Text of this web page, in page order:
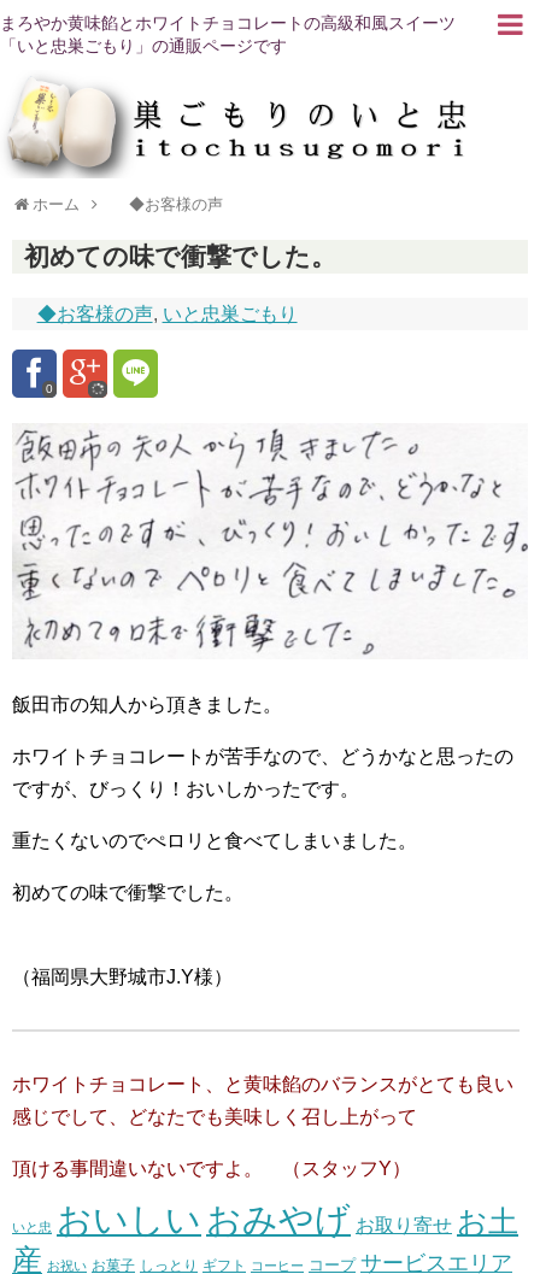
まろやか黄味餡とホワイトチョコレートの高級和風スイーツ
「いと忠巣ごもり」の通販ページです
ホーム ◆お客様の声
初めての味で衝撃でした。
◆お客様の声, いと忠巣ごもり
0
飯田市の知人から頂きました。
ホワイトチョコレートが苦手なので、どうかなと思ったの
ですが、びっくり！おいしかったです。
重たくないのでぺロリと食べてしまいました。
初めての味で衝撃でした。
（福岡県大野城市J.Y様）
ホワイトチョコレート、と黄味餡のバランスがとても良い
感じでして、どなたでも美味しく召し上がって
頂ける事間違いないですよ。 （スタッフY）
いと忠 おいしい おみやげ お取り寄せ お土
産 お祝い お菓子 しっとり ギフト コーヒー コープ サービスエリア